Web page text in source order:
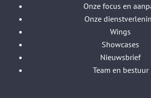
Onze focus en
Onze
Wings
Showcases
Nieuwsbrief
Team en bestuur